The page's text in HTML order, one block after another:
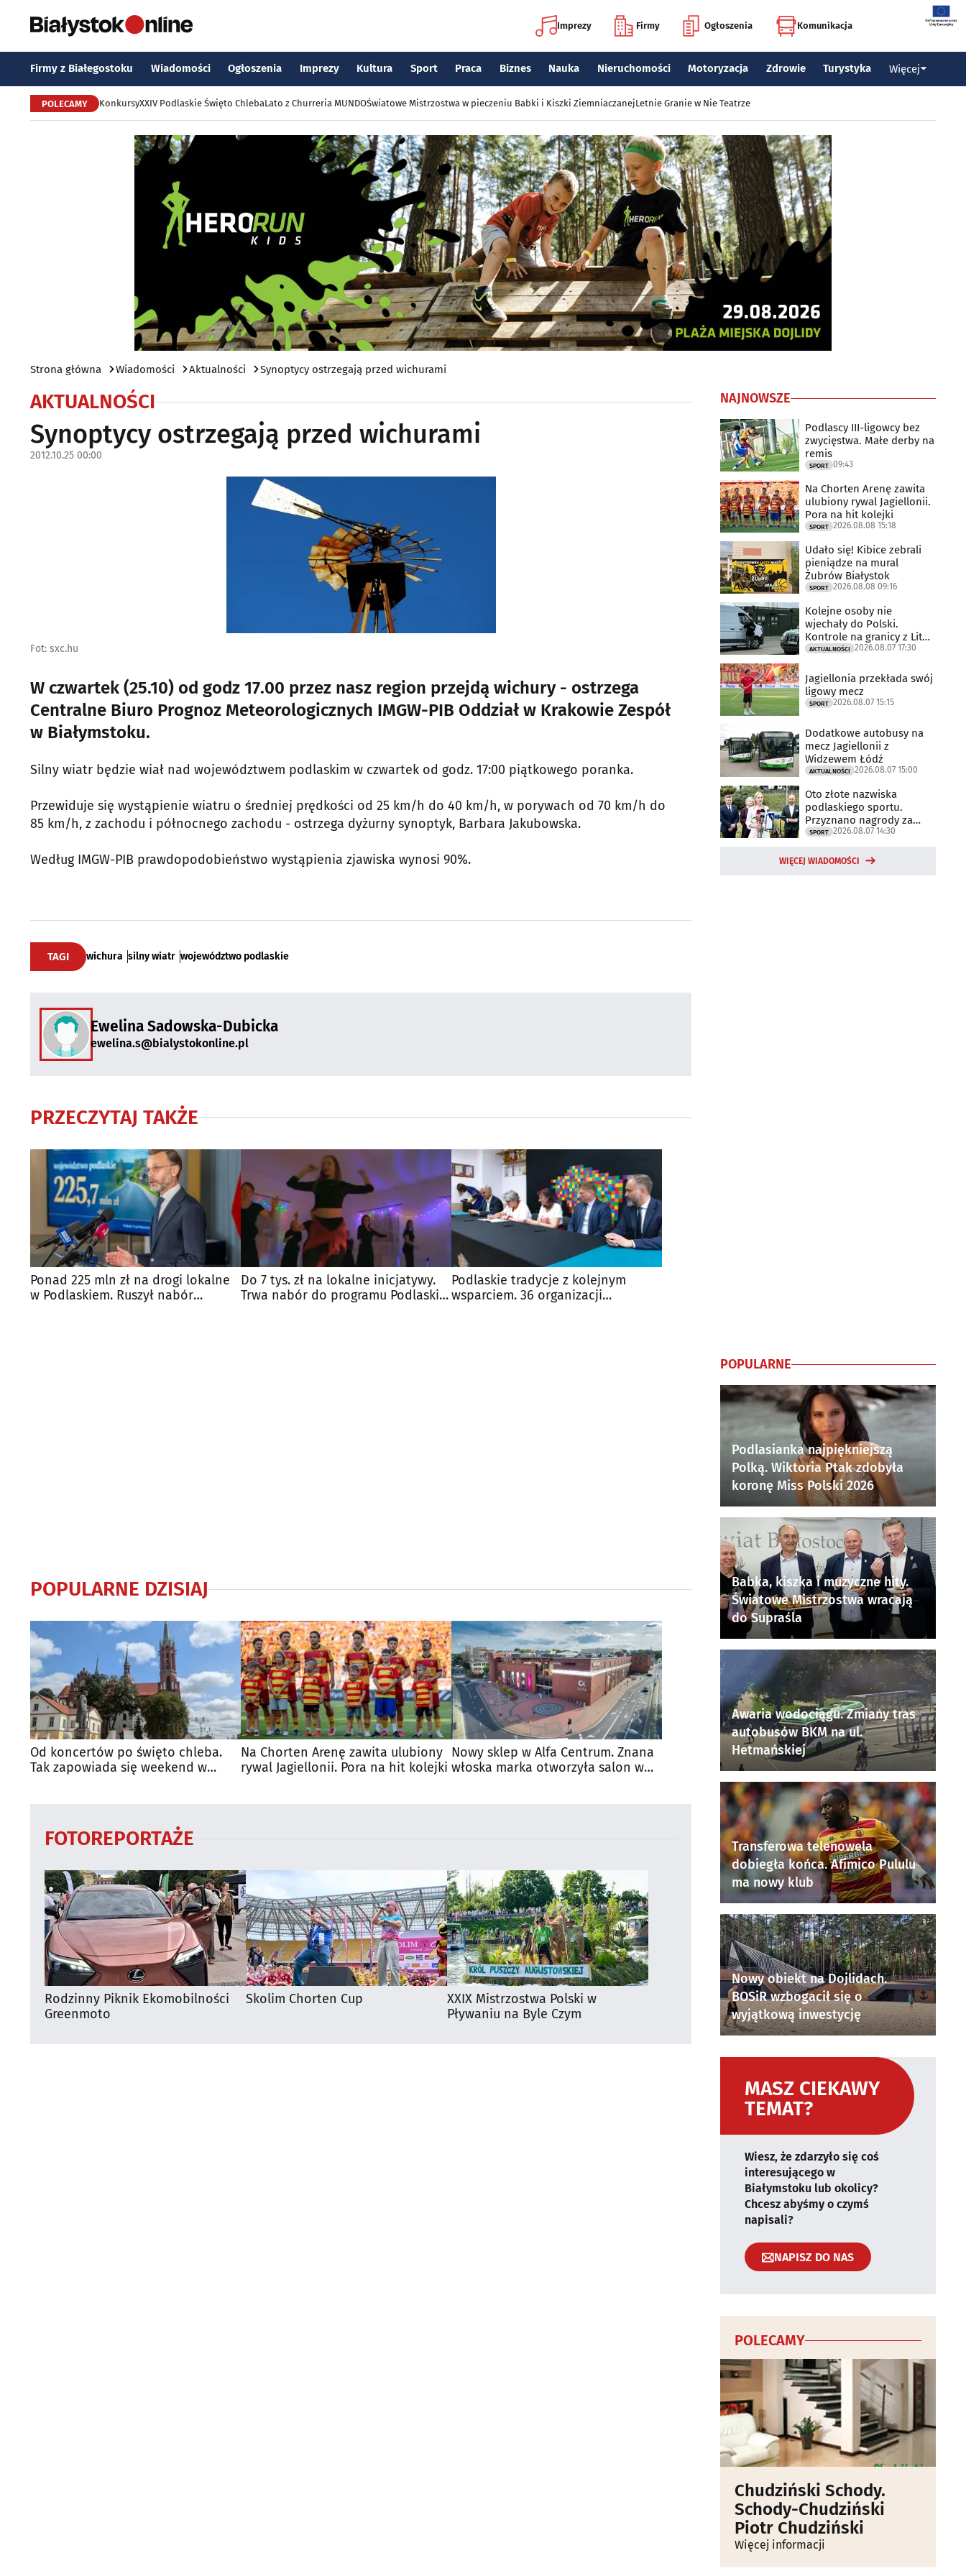
Imprezy Firmy Ogłoszenia Komunikacja
Firmy z Białegostoku Wiadomości Ogłoszenia Imprezy Kultura Sport Praca Biznes Nauka Nieruchomości Motoryzacja Zdrowie Turystyka Więcej
POLECAMY KonkursyXXIV Podlaskie Święto ChlebaLato z Churreria MUNDOŚwiatowe Mistrzostwa w pieczeniu Babki i Kiszki ZiemniaczanejLetnie Granie w Nie Teatrze
Strona główna Wiadomości Aktualności Synoptycy ostrzegają przed wichurami
AKTUALNOŚCI
Synoptycy ostrzegają przed wichurami
2012.10.25 00:00
Fot: sxc.hu
W czwartek (25.10) od godz 17.00 przez nasz region przejdą wichury - ostrzega
Centralne Biuro Prognoz Meteorologicznych IMGW-PIB Oddział w Krakowie Zespół
w Białymstoku.
Silny wiatr będzie wiał nad województwem podlaskim w czwartek od godz. 17:00 piątkowego poranka.
Przewiduje się wystąpienie wiatru o średniej prędkości od 25 km/h do 40 km/h, w porywach od 70 km/h do
85 km/h, z zachodu i północnego zachodu - ostrzega dyżurny synoptyk, Barbara Jakubowska.
Według IMGW-PIB prawdopodobieństwo wystąpienia zjawiska wynosi 90%.
TAGI wichura silny wiatr województwo podlaskie
Ewelina Sadowska-Dubicka
ewelina.s@bialystokonline.pl
PRZECZYTAJ TAKŻE
Ponad 225 mln zł na drogi lokalne
w Podlaskiem. Ruszył nabór
Do 7 tys. zł na lokalne inicjatywy.
Trwa nabór do programu Podlaskie
Podlaskie tradycje z kolejnym
wsparciem. 36 organizacji
POPULARNE DZISIAJ
Od koncertów po święto chleba.
Tak zapowiada się weekend w
Na Chorten Arenę zawita ulubiony
rywal Jagiellonii. Pora na hit kolejki
Nowy sklep w Alfa Centrum. Znana
włoska marka otworzyła salon w
FOTOREPORTAŻE
Rodzinny Piknik Ekomobilności
Greenmoto
Skolim Chorten Cup
XXIX Mistrzostwa Polski w
Pływaniu na Byle Czym
NAJNOWSZE
Podlascy III-ligowcy bez
zwycięstwa. Małe derby na
remis
SPORT 09:43
Na Chorten Arenę zawita
ulubiony rywal Jagiellonii.
Pora na hit kolejki
SPORT 2026.08.08 15:18
Udało się! Kibice zebrali
pieniądze na mural
Żubrów Białystok
SPORT 2026.08.08 09:16
Kolejne osoby nie
wjechały do Polski.
Kontrole na granicy z Litwą
trwają
AKTUALNOŚCI 2026.08.07 17:30
Jagiellonia przekłada swój
ligowy mecz
SPORT 2026.08.07 15:15
Dodatkowe autobusy na
mecz Jagiellonii z
Widzewem Łódź
AKTUALNOŚCI 2026.08.07 15:00
Oto złote nazwiska
podlaskiego sportu.
Przyznano nagrody za
2025 rok
SPORT 2026.08.07 14:30
WIĘCEJ WIADOMOŚCI
POPULARNE
Podlasianka najpiękniejszą
Polką. Wiktoria Ptak zdobyła
koronę Miss Polski 2026
Babka, kiszka i muzyczne hity.
Światowe Mistrzostwa wracają
do Supraśla
Awaria wodociągu. Zmiany tras
autobusów BKM na ul.
Hetmańskiej
Transferowa telenowela
dobiegła końca. Afimico Pululu
ma nowy klub
Nowy obiekt na Dojlidach.
BOSiR wzbogacił się o
wyjątkową inwestycję
MASZ CIEKAWY
TEMAT?
Wiesz, że zdarzyło się coś
interesującego w
Białymstoku lub okolicy?
Chcesz abyśmy o czymś
napisali?
NAPISZ DO NAS
POLECAMY
Chudziński Schody.
Schody-Chudziński
Piotr Chudziński
Więcej informacji